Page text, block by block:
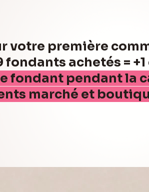
votre première
fondants achetés =
fondant pendant la
marché et